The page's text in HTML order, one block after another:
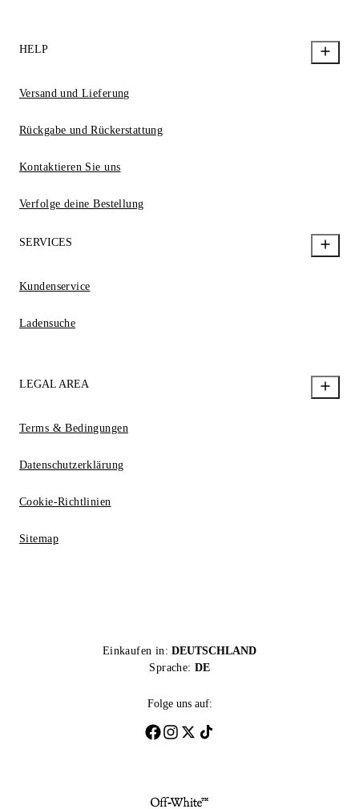
HELP
Versand und Lieferung
Rückgabe und Rückerstattung
Kontaktieren Sie uns
Verfolge deine Bestellung
SERVICES
Kundenservice
Ladensuche
LEGAL AREA
Terms & Bedingungen
Datenschutzerklärung
Cookie-Richtlinien
Sitemap
Einkaufen in: DEUTSCHLAND
Sprache: DE
Folge uns auf: